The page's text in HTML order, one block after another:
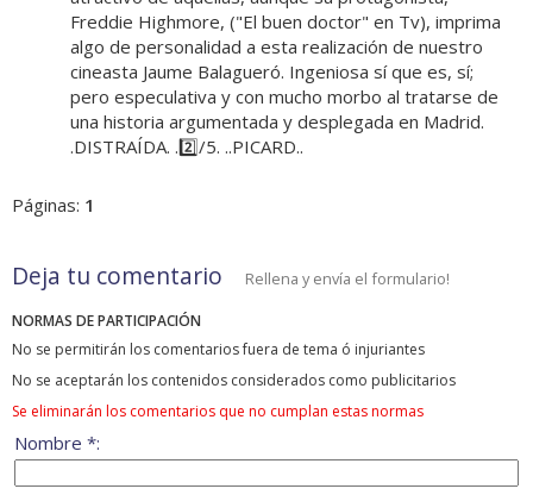
Freddie Highmore, ("El buen doctor" en Tv), imprima
algo de personalidad a esta realización de nuestro
cineasta Jaume Balagueró. Ingeniosa sí que es, sí;
pero especulativa y con mucho morbo al tratarse de
una historia argumentada y desplegada en Madrid.
.DISTRAÍDA. .2️⃣/5. ..PICARD..
Páginas: 1
Deja tu comentario Rellena y envía el formulario!
NORMAS DE PARTICIPACIÓN
No se permitirán los comentarios fuera de tema ó injuriantes
No se aceptarán los contenidos considerados como publicitarios
Se eliminarán los comentarios que no cumplan estas normas
Nombre *: